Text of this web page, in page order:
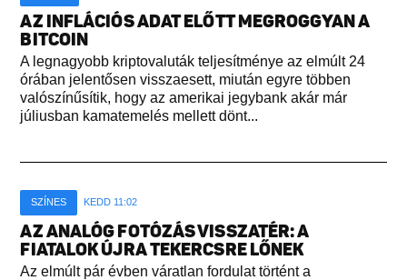
AZ INFLÁCIÓS ADAT ELŐTT MEGROGGYAN A
BITCOIN
A legnagyobb kriptovaluták teljesítménye az elmúlt 24
órában jelentősen visszaesett, miután egyre többen
valószínűsítik, hogy az amerikai jegybank akár már
júliusban kamatemelés mellett dönt...
SZÍNES KEDD 11:02
AZ ANALÓG FOTÓZÁS VISSZATÉR: A
FIATALOK ÚJRA TEKERCSRE LŐNEK
Az elmúlt pár évben váratlan fordulat történt a